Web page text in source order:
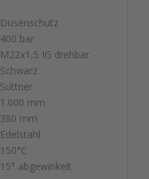
Düsenschutz
400 bar
M22x1,5 IG drehbar
Schwarz
Suttner
1.000 mm
380 mm
Edelstahl
150°C
15° abgewinkelt